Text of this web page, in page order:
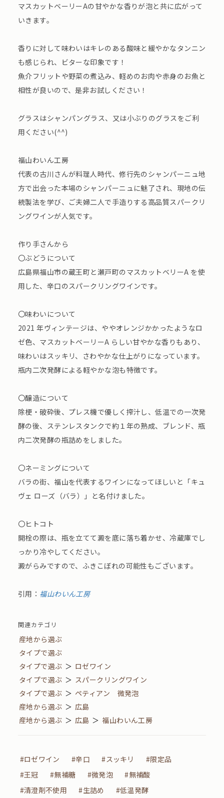
マスカットベーリーAの甘やかな香りが泡と共に広がって
いきます。
香りに対して味わいはキレのある酸味と緩やかなタンニン
も感じられ、ビターな印象です！
魚介フリットや野菜の煮込み、軽めのお肉や赤身のお魚と
相性が良いので、是非お試しください！
グラスはシャンパングラス、又は小ぶりのグラスをご利
用ください(^^)
福山わいん工房
代表の古川さんが料理人時代、修行先のシャンパーニュ地
方で出会った本場のシャンパーニュに魅了され、現地の伝
統製法を学び、ご夫婦二人で手造りする高品質スパークリ
ングワインが人気です。
作り手さんから
〇ぶどうについて
広島県福山市の蔵王町と瀬戸町のマスカットベリーA を使
用した、辛口のスパークリングワインです。
〇味わいについて
2021 年ヴィンテージは、ややオレンジかかったようなロ
ゼ色、マスカットベーリーA らしい甘やかな香りもあり、
味わいはスッキリ、さわやかな仕上がりになっています。
瓶内二次発酵による軽やかな泡も特徴です。
〇醸造について
除梗・破砕後、プレス機で優しく搾汁し、低温での一次発
酵の後、ステンレスタンクで約１年の熟成、ブレンド、瓶
内二次発酵の瓶詰めをしました。
〇ネーミングについて
バラの街、福山を代表するワインになってほしいと「キュ
ヴェ ローズ（バラ）」と名付けました。
〇ヒトコト
開栓の際は、瓶を立てて澱を底に落ち着かせ、冷蔵庫でし
っかり冷やしてください。
澱がらみですので、ふきこぼれの可能性もございます。
引用： 福山わいん工房
関連カテゴリ
産地から選ぶ
タイプで選ぶ
タイプで選ぶ ＞ ロゼワイン
タイプで選ぶ ＞ スパークリングワイン
タイプで選ぶ ＞ ペティアン 微発泡
産地から選ぶ ＞ 広島
産地から選ぶ ＞ 広島 ＞ 福山わいん工房
#ロゼワイン #辛口 #スッキリ
#限定品
#王冠
#無補糖 #微発泡
#無補酸
#清澄剤不使用
#生詰め #低温発酵